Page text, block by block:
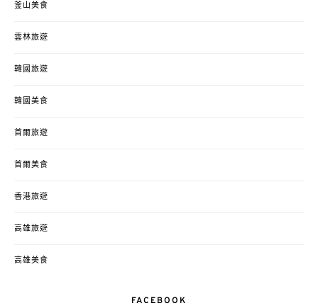
釜山美食
雲林旅遊
韓國旅遊
韓國美食
首爾旅遊
首爾美食
香港旅遊
高雄旅遊
高雄美食
FACEBOOK